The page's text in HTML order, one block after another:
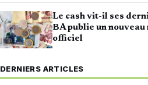
Le cash vit-il ses
BA publie un
officiel
DERNIERS ARTICLES